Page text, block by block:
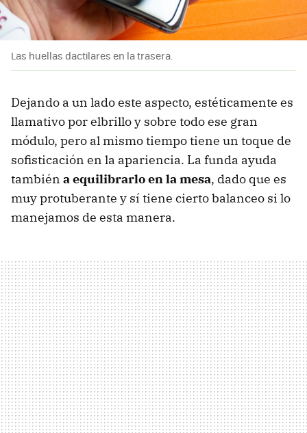
Las huellas dactilares en la trasera.
Dejando a un lado este aspecto, estéticamente es
llamativo por elbrillo y sobre todo ese gran
módulo, pero al mismo tiempo tiene un toque de
sofisticación en la apariencia. La funda ayuda
también a equilibrarlo en la mesa, dado que es
muy protuberante y sí tiene cierto balanceo si lo
manejamos de esta manera.